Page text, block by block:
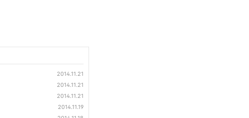
2014.11.21
2014.11.21
2014.11.21
2014.11.19